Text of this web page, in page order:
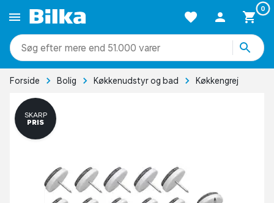
0
mere end 51.000 varer
Forside Bolig Køkkenudstyr og bad Køkkengrej
SKARP
PRIS